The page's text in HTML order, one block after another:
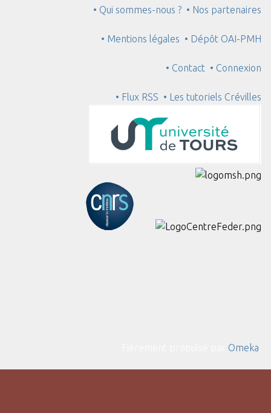
• Qui sommes-nous ? • Nos partenaires
• Mentions légales • Dépôt OAI-PMH
• Contact • Connexion
• Flux RSS • Les tutoriels Crévilles
Omeka